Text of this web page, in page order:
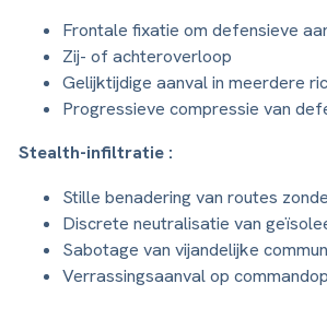
Frontale fixatie om defensieve
Zij- of achteroverloop
Gelijktijdige aanval in meerdere
Progressieve compressie van
Stealth-infiltratie :
Stille benadering van routes
Discrete neutralisatie van
Sabotage van vijandelijke
Verrassingsaanval op